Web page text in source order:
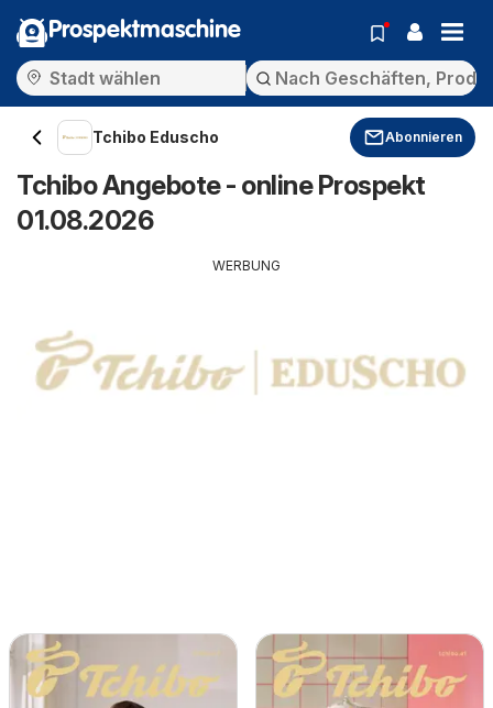
Prospektmaschine
Tchibo Eduscho Abonnieren
Tchibo Angebote - online Prospekt
01.08.2026
WERBUNG